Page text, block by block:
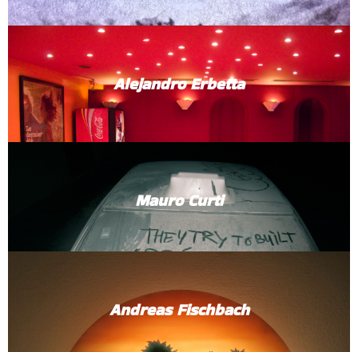
Alejandro Erbetta
Mauro Curti
Andreas Fischbach